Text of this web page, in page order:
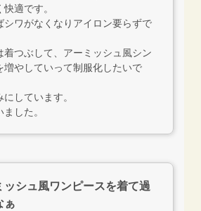
適です。
シワがなくなりアイロン要らずで
着つぶして、アーミッシュ風シン
増やしていって制服化したいで
しています。
した。
ッシュ風ワンピースを着て過
ぁ